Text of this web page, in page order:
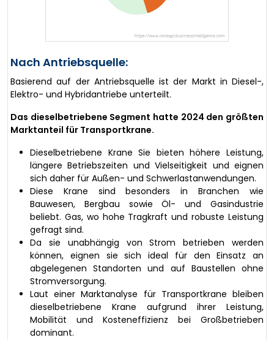
Nach Antriebsquelle:
Basierend auf der Antriebsquelle ist der Markt in Diesel-,
Elektro- und Hybridantriebe unterteilt.
Das dieselbetriebene Segment hatte 2024 den größten
Marktanteil für Transportkrane.
Dieselbetriebene Krane Sie bieten höhere Leistung,
längere Betriebszeiten und Vielseitigkeit und eignen
sich daher für Außen- und Schwerlastanwendungen.
Diese Krane sind besonders in Branchen wie
Bauwesen, Bergbau sowie Öl- und Gasindustrie
beliebt. Gas, wo hohe Tragkraft und robuste Leistung
gefragt sind.
Da sie unabhängig von Strom betrieben werden
können, eignen sie sich ideal für den Einsatz an
abgelegenen Standorten und auf Baustellen ohne
Stromversorgung.
Laut einer Marktanalyse für Transportkrane bleiben
dieselbetriebene Krane aufgrund ihrer Leistung,
Mobilität und Kosteneffizienz bei Großbetrieben
dominant.